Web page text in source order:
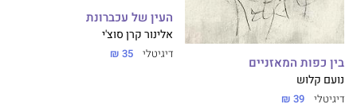
בין כפות המאזניים
נועם קלוש
דיגיטלי 39 ₪
העין של עכברונת
אלינור קרן סוצ'י
דיגיטלי 35 ₪